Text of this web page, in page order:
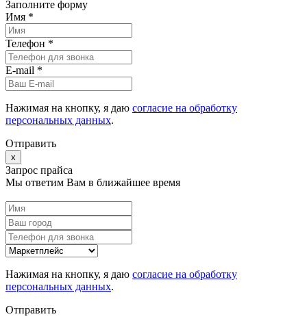
Заполните форму
Имя *
Телефон *
E-mail *
Нажимая на кнопку, я даю согласие на обработку
персональных данных.
Отправить
x
Запрос прайса
Мы ответим Вам в ближайшее время
Нажимая на кнопку, я даю согласие на обработку
персональных данных.
Отправить